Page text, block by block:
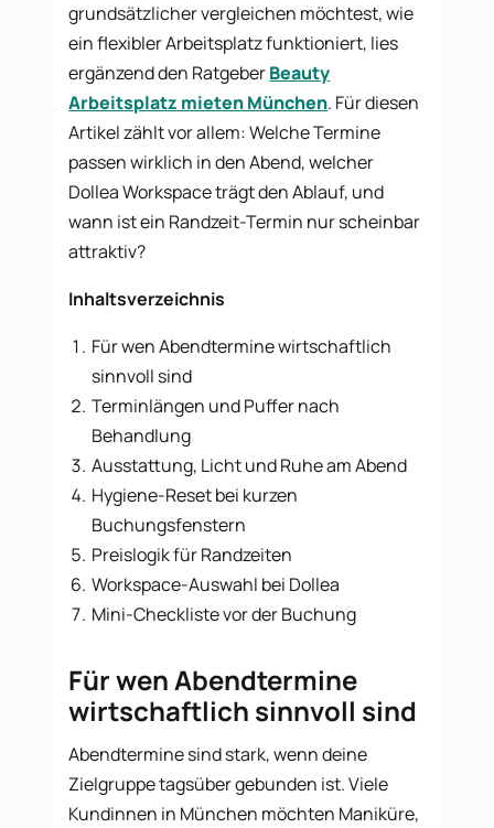
grundsätzlicher vergleichen möchtest, wie
ein flexibler Arbeitsplatz funktioniert, lies
ergänzend den RatgeberBeauty
Arbeitsplatz mieten München. Für diesen
Artikel zählt vor allem: Welche Termine
passen wirklich in den Abend, welcher
Dollea Workspace trägt den Ablauf, und
wann ist ein Randzeit-Termin nur scheinbar
attraktiv?
Inhaltsverzeichnis
Für wen Abendtermine wirtschaftlich
sinnvoll sind
Terminlängen und Puffer nach
Behandlung
Ausstattung, Licht und Ruhe am Abend
Hygiene-Reset bei kurzen
Buchungsfenstern
Preislogik für Randzeiten
Workspace-Auswahl bei Dollea
Mini-Checkliste vor der Buchung
Für wen Abendtermine
wirtschaftlich sinnvoll sind
Abendtermine sind stark, wenn deine
Zielgruppe tagsüber gebunden ist. Viele
Kundinnen in München möchten Maniküre,